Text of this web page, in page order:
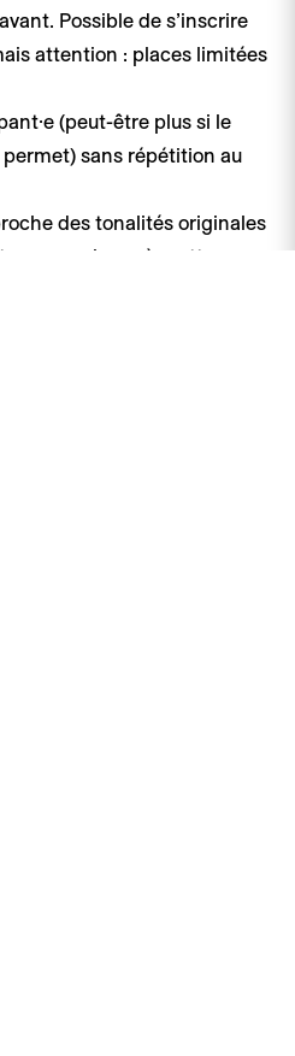
Possible de s’inscrire
attention : places limitées
(peut-être plus si le
sans répétition au
des tonalités originales
complexes à mettre en